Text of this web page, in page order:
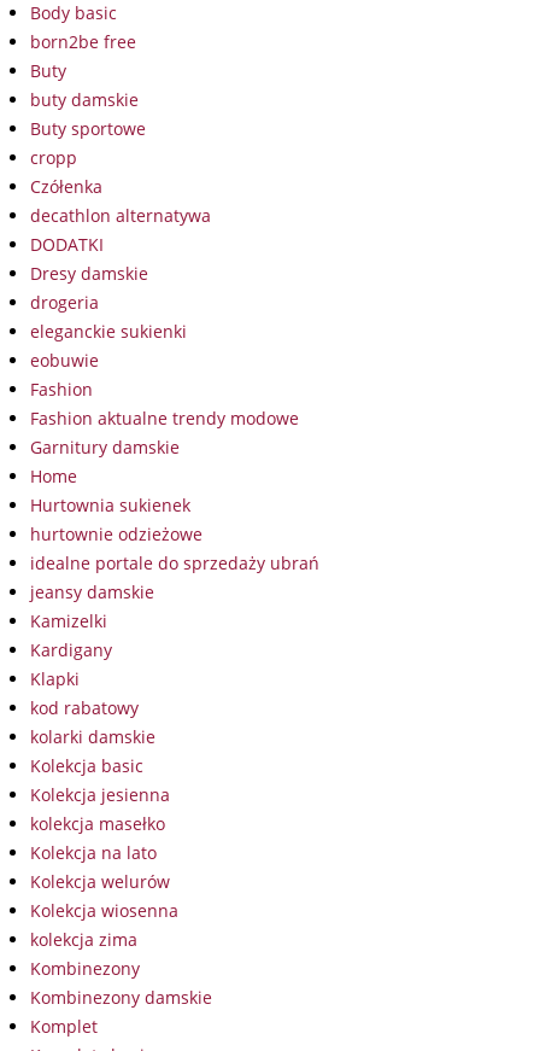
Body basic
born2be free
Buty
buty damskie
Buty sportowe
cropp
Czółenka
decathlon alternatywa
DODATKI
Dresy damskie
drogeria
eleganckie sukienki
eobuwie
Fashion
Fashion aktualne trendy modowe
Garnitury damskie
Home
Hurtownia sukienek
hurtownie odzieżowe
idealne portale do sprzedaży ubrań
jeansy damskie
Kamizelki
Kardigany
Klapki
kod rabatowy
kolarki damskie
Kolekcja basic
Kolekcja jesienna
kolekcja masełko
Kolekcja na lato
Kolekcja welurów
Kolekcja wiosenna
kolekcja zima
Kombinezony
Kombinezony damskie
Komplet